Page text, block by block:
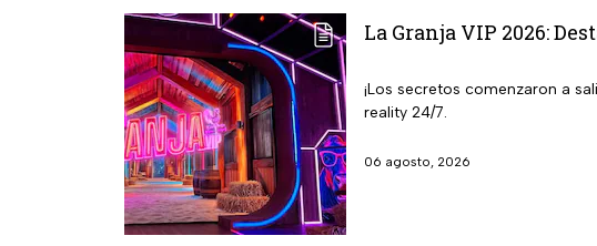
La Granja VIP 2026:
¡Los secretos comenzaron a
reality 24/7.
06 agosto, 2026